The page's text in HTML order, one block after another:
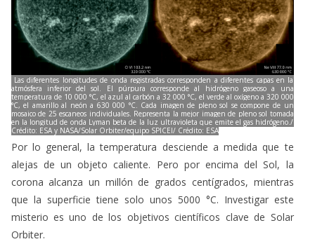
Las diferentes longitudes de onda registradas corresponden a diferentes capas en la
atmósfera inferior del sol. El púrpura corresponde al hidrógeno gaseoso a una
temperatura de 10 000 °C, el azul al carbón a 32 000 °C, el verde al oxígeno a 320 000
°C, el amarillo al neón a 630 000 °C. Cada imagen de pleno sol se compone de un
mosaico de 25 escaneos individuales. Representa la mejor imagen de pleno sol tomada
en la longitud de onda Lyman beta de la luz ultravioleta que emite el gas hidrógeno./
Crédito: ESA y NASA/Solar Orbiter/equipo SPICEl/ Crédito: ESA
Por lo general, la temperatura desciende a medida que te
alejas de un objeto caliente. Pero por encima del Sol, la
corona alcanza un millón de grados centígrados, mientras
que la superficie tiene solo unos 5000 °C. Investigar este
misterio es uno de los objetivos científicos clave de Solar
Orbiter.